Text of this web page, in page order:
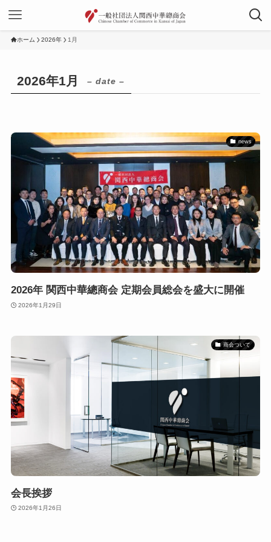
ホーム 2026年 1月
2026年1月 – date –
news
2026年 関西中華總商会 定期会員総会を盛大に開催
2026年1月29日
商会ついて
会長挨拶
2026年1月26日